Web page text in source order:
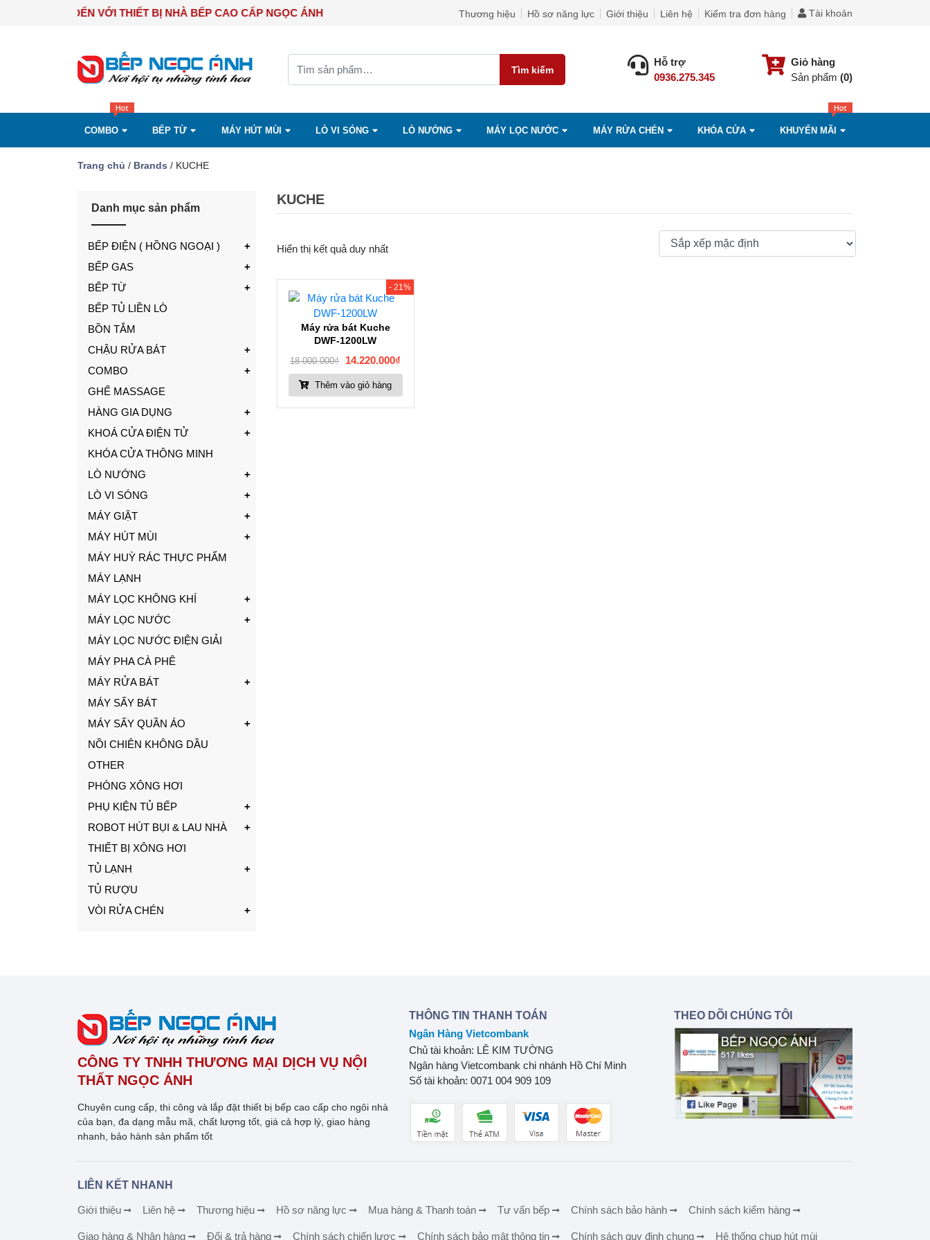
MỪNG BẠN ĐẾN VỚI THIẾT BỊ NHÀ BẾP CAO CẤP NGỌC ÁNH Thương hiệu Hồ sơ năng lực Giới thiệu Liên hệ Kiểm tra đơn hàng Tài khoản
Tìm kiếm
Hỗ trợ
0936.275.345
Giỏ hàng
Sản phẩm (0)
COMBO BẾP TỪ MÁY HÚT MÙI LÒ VI SÓNG LÒ NƯỚNG MÁY LỌC NƯỚC MÁY RỬA CHÉN KHÓA CỬA KHUYẾN MÃI
Trang chủ / Brands / KUCHE
Danh mục sản phẩm
BẾP ĐIỆN ( HỒNG NGOẠI )
BẾP GAS
BẾP TỪ
BẾP TỦ LIỀN LÒ
BỒN TẮM
CHẬU RỬA BÁT
COMBO
GHẾ MASSAGE
HÀNG GIA DỤNG
KHOÁ CỬA ĐIỆN TỬ
KHÓA CỬA THÔNG MINH
LÒ NƯỚNG
LÒ VI SÓNG
MÁY GIẶT
MÁY HÚT MÙI
MÁY HUỲ RÁC THỰC PHẨM
MÁY LẠNH
MÁY LỌC KHÔNG KHÍ
MÁY LỌC NƯỚC
MÁY LỌC NƯỚC ĐIỆN GIẢI
MÁY PHA CÀ PHÊ
MÁY RỬA BÁT
MÁY SẤY BÁT
MÁY SẤY QUẦN ÁO
NỒI CHIÊN KHÔNG DẦU
OTHER
PHÒNG XÔNG HƠI
PHỤ KIỆN TỦ BẾP
ROBOT HÚT BỤI & LAU NHÀ
THIẾT BỊ XÔNG HƠI
TỦ LẠNH
TỦ RƯỢU
VÒI RỬA CHÉN
KUCHE
Hiển thị kết quả duy nhất
- 21%
Máy rửa bát Kuche
DWF-1200LW
18.000.000₫ 14.220.000₫
Thêm vào giỏ hàng
CÔNG TY TNHH THƯƠNG MẠI DỊCH VỤ NỘI
THẤT NGỌC ÁNH
Chuyên cung cấp, thi công và lắp đặt thiết bị bếp cao cấp cho ngôi nhà
của bạn, đa dạng mẫu mã, chất lượng tốt, giá cả hợp lý, giao hàng
nhanh, bảo hành sản phẩm tốt
THÔNG TIN THANH TOÁN
Ngân Hàng Vietcombank
Chủ tài khoản: LÊ KIM TƯỜNG
Ngân hàng Vietcombank chi nhánh Hồ Chí Minh
Số tài khoản: 0071 004 909 109
THEO DÕI CHÚNG TÔI
LIÊN KẾT NHANH
Giới thiệu Liên hệ Thương hiệu Hồ sơ năng lực Mua hàng & Thanh toán Tư vấn bếp Chính sách bảo hành Chính sách kiểm hàng
Giao hàng & Nhận hàng Đổi & trả hàng Chính sách chiến lược Chính sách bảo mật thông tin Chính sách quy định chung Hệ thống chụp hút mùi